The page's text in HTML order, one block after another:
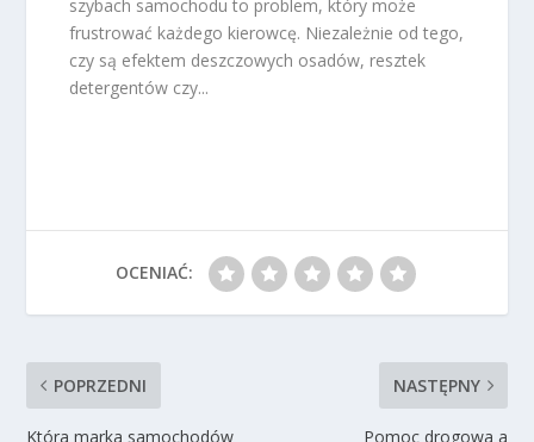
szybach samochodu to problem, który może
frustrować każdego kierowcę. Niezależnie od tego,
czy są efektem deszczowych osadów, resztek
detergentów czy...
OCENIAĆ:
POPRZEDNI
Która marka samochodów
NASTĘPNY
Pomoc drogowa a